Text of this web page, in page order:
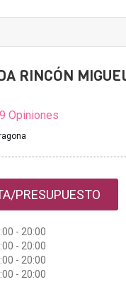
RINCÓN
9 Opiniones
PRESUPUESTO
- 20:00
- 20:00
- 20:00
- 20:00